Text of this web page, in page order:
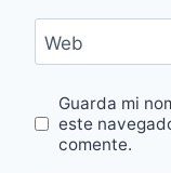
Web
Guarda mi
este
comente.